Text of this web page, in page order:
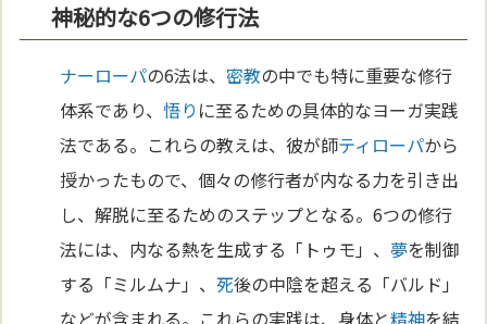
神秘的な6つの修行法
ナーローパの6法は、密教の中でも特に重要な修行
体系であり、悟り に至るための具体的なヨーガ実践
法である。これらの教えは、彼が師ティローパから
授かったもので、個々の修行者が内なる力を引き出
し、解脱に至るためのステップとなる。6つの修行
法には、内なる熱を生成する「トゥモ」、 夢を制御
する「ミルムナ」、死後の中陰を超える「バルド」